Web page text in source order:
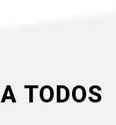
TODOS